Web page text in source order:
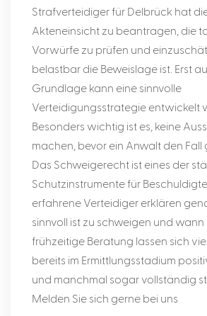
Strafverteidiger für Delbrück hat
Akteneinsicht zu beantragen, die
Vorwürfe zu prüfen und
belastbar die Beweislage ist. Erst
Grundlage kann eine sinnvolle
Verteidigungsstrategie entwickelt
Besonders wichtig ist es, keine
machen, bevor ein Anwalt den Fall
Das Schweigerecht ist eines der
Schutzinstrumente für
erfahrene Verteidiger erklären
sinnvoll ist zu schweigen und wann
frühzeitige Beratung lassen sich
bereits im Ermittlungsstadium
und manchmal sogar vollständig
Melden Sie sich gerne bei uns